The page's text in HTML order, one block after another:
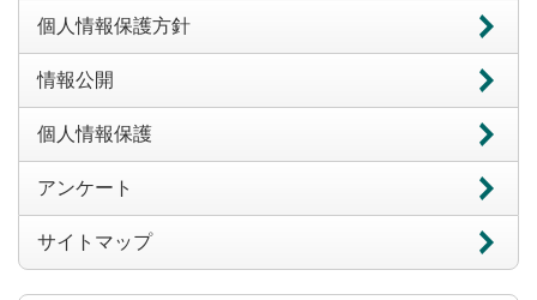
個人情報保護方針
情報公開
個人情報保護
アンケート
サイトマップ